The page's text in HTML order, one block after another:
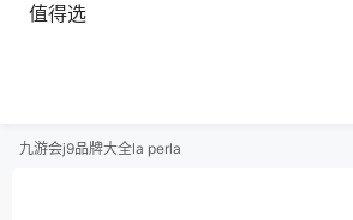
值得选
九游会j9品牌大全la perla